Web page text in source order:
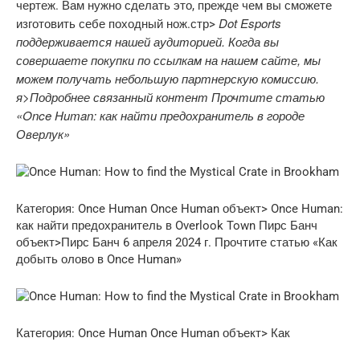
чертеж. Вам нужно сделать это, прежде чем вы сможете
изготовить себе походный нож.стр> Dot Esports
поддерживается нашей аудиторией. Когда вы
совершаете покупки по ссылкам на нашем сайте, мы
можем получать небольшую партнерскую комиссию.
я>Подробнеесвязанный контент Прочтите статью
«Once Human: как найти предохранитель в городе
Оверлук»
Категория: Once Human Once Human объект> Once Human:
как найти предохранитель в Overlook Town Пирс Банч
объект>Пирс Банч 6 апреля 2024 г. Прочтите статью «Как
добыть олово в Once Human»
Категория: Once Human Once Human объект> Как